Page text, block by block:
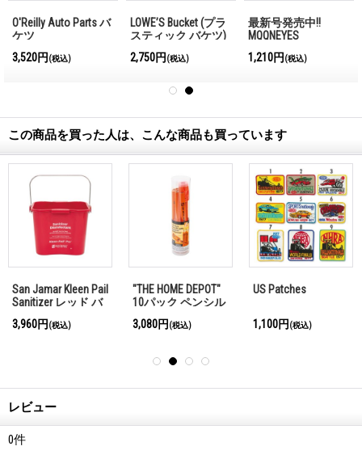
O'Reilly Auto Parts バ
ケツ
3,520円 (税込)
LOWE’S Bucket (プラ
スティック バケツ)
2,750円 (税込)
最新号発売中!!
MQQNEYES
Magazine No.28 2026
1,210円 (税込)
この商品を買った人は、こんな商品も買っています
San Jamar Kleen Pail
Sanitizer レッド バ
3,960円 (税込)
"THE HOME DEPOT"
10パック ペンシル
ャープナー
3,080円 (税込)
US Patches
1,100円 (税込)
レビュー
0件